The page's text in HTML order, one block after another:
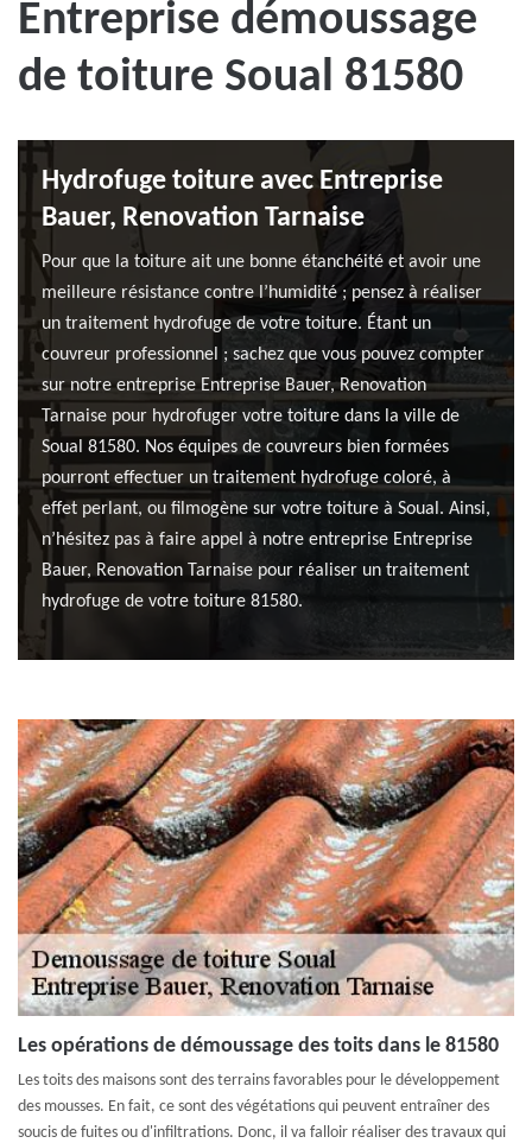
Entreprise démoussage
de toiture Soual 81580
Hydrofuge toiture avec Entreprise
Bauer, Renovation Tarnaise
Pour que la toiture ait une bonne étanchéité et avoir une
meilleure résistance contre l’humidité ; pensez à réaliser
un traitement hydrofuge de votre toiture. Étant un
couvreur professionnel ; sachez que vous pouvez compter
sur notre entreprise Entreprise Bauer, Renovation
Tarnaise pour hydrofuger votre toiture dans la ville de
Soual 81580. Nos équipes de couvreurs bien formées
pourront effectuer un traitement hydrofuge coloré, à
effet perlant, ou filmogène sur votre toiture à Soual. Ainsi,
n’hésitez pas à faire appel à notre entreprise Entreprise
Bauer, Renovation Tarnaise pour réaliser un traitement
hydrofuge de votre toiture 81580.
Les opérations de démoussage des toits dans le 81580
Les toits des maisons sont des terrains favorables pour le développement
des mousses. En fait, ce sont des végétations qui peuvent entraîner des
soucis de fuites ou d'infiltrations. Donc, il va falloir réaliser des travaux qui